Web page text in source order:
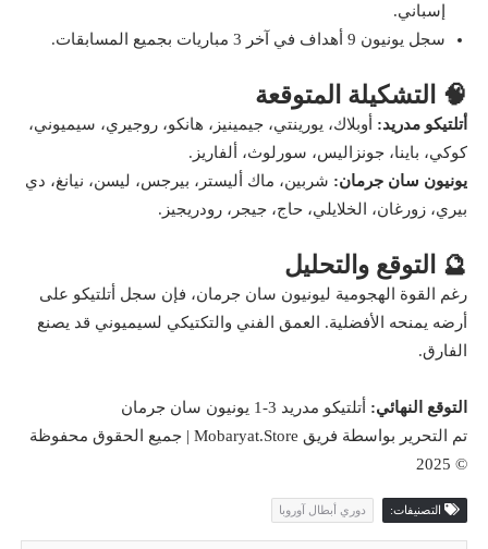
إسباني.
سجل يونيون 9 أهداف في آخر 3 مباريات بجميع المسابقات.
🧠 التشكيلة المتوقعة
أتلتيكو مدريد: أوبلاك، يورينتي، جيمينيز، هانكو، روجيري، سيميوني،
كوكي، باينا، جونزاليس، سورلوث، ألفاريز.
يونيون سان جرمان: شربين، ماك أليستر، بيرجس، ليسن، نيانغ، دي
بيري، زورغان، الخلايلي، حاج، جيجر، رودريجيز.
🔮 التوقع والتحليل
رغم القوة الهجومية ليونيون سان جرمان، فإن سجل أتلتيكو على
أرضه يمنحه الأفضلية. العمق الفني والتكتيكي لسيميوني قد يصنع
الفارق.
التوقع النهائي: أتلتيكو مدريد 3-1 يونيون سان جرمان
تم التحرير بواسطة فريق Mobaryat.Store | جميع الحقوق محفوظة
© 2025
التصنيفات: دوري أبطال آوروبا